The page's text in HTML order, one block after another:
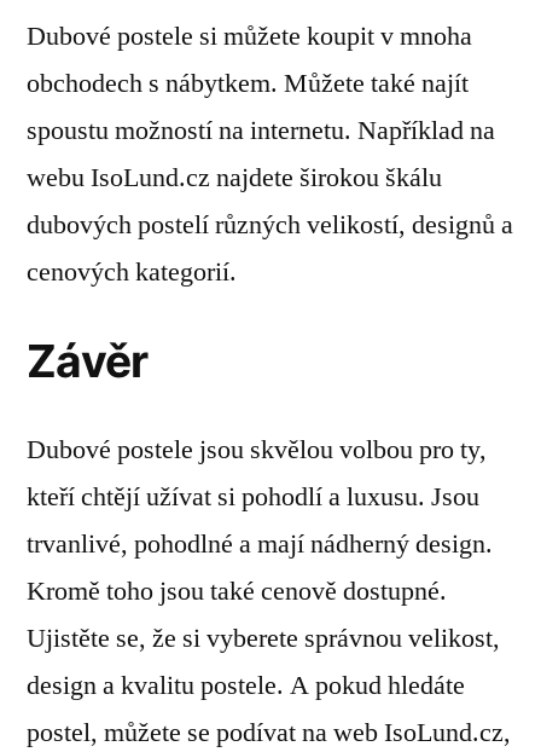
Dubové postele si můžete koupit v mnoha
obchodech s nábytkem. Můžete také najít
spoustu možností na internetu. Například na
webu IsoLund.cz najdete širokou škálu
dubových postelí různých velikostí, designů a
cenových kategorií.
Závěr
Dubové postele jsou skvělou volbou pro ty,
kteří chtějí užívat si pohodlí a luxusu. Jsou
trvanlivé, pohodlné a mají nádherný design.
Kromě toho jsou také cenově dostupné.
Ujistěte se, že si vyberete správnou velikost,
design a kvalitu postele. A pokud hledáte
postel, můžete se podívat na web IsoLund.cz,